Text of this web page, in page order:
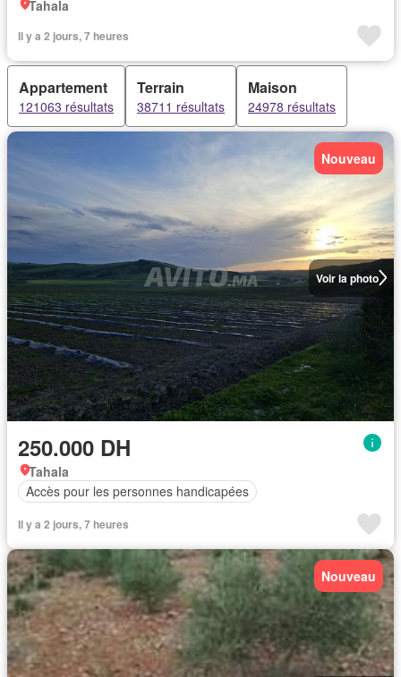
Tahala
Il y a 2 jours, 7 heures
Appartement
121063 résultats
Terrain
38711 résultats
Maison
24978 résultats
Voir la photo
Nouveau
250.000 DH
Tahala
Accès pour les personnes handicapées
Il y a 2 jours, 7 heures
Nouveau